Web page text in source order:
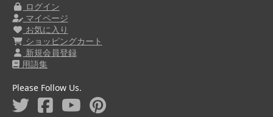
ログイン
マイページ
お気に入り
ショッピングカート
新規会員登録
用語集
Please Follow Us.